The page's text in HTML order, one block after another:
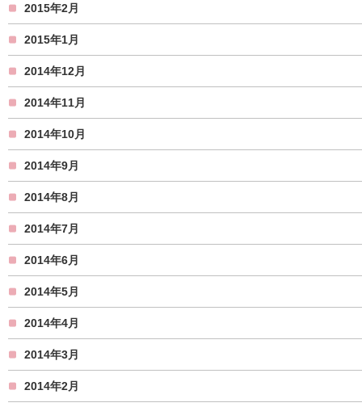
2015年2月
2015年1月
2014年12月
2014年11月
2014年10月
2014年9月
2014年8月
2014年7月
2014年6月
2014年5月
2014年4月
2014年3月
2014年2月